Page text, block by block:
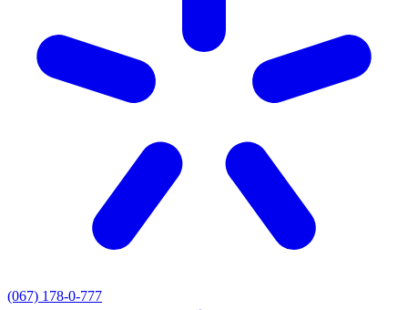
(067) 178-0-777